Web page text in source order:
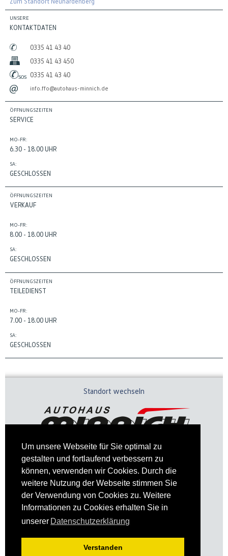
Um unsere Webseite für Sie optimal zu
gestalten und fortlaufend verbessern zu
können, verwenden wir Cookies. Durch die
weitere Nutzung der Webseite stimmen Sie
der Verwendung von Cookies zu. Weitere
Informationen zu Cookies erhalten Sie in
unserer Datenschutzerklärung
Verstanden
UNSERE
KONTAKTDATEN
0335 41 43 40
0335 41 43 450
0335 41 43 40
info.ffo@autohaus-minnich.de
ÖFFNUNGSZEITEN
SERVICE
MO-FR:
6.30 - 18.00 UHR
SA:
GESCHLOSSEN
ÖFFNUNGSZEITEN
VERKAUF
MO-FR:
8.00 - 18.00 UHR
SA:
GESCHLOSSEN
ÖFFNUNGSZEITEN
TEILEDIENST
MO-FR:
7.00 - 18.00 UHR
SA:
GESCHLOSSEN
Standort wechseln
Impressum Datenschutz